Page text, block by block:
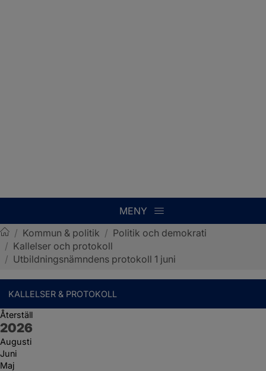
MENY
Sotenäs kommun
/ Kommun & politik / Politik och demokrati
/ Kallelser och protokoll
/ Utbildningsnämndens protokoll 1 juni
KALLELSER & PROTOKOLL
Återställ
År:
2026
Augusti
Juni
Maj